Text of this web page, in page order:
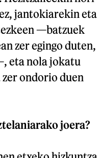
jantokiarekin eta
—batzuek
zer egingo duten,
eta nola jokatu
ondorio duen
joera?